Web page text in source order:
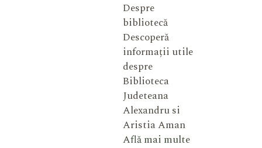
Despre
bibliotecă
Descoperă
informații utile
despre
Biblioteca
Judeteana
Alexandru si
Aristia Aman
Află mai multe